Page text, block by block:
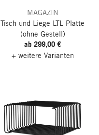
MAGAZIN
Tisch und Liege LTL Platte
(ohne Gestell)
ab 299,00 €
+ weitere Varianten